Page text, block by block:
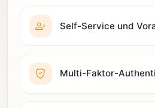
Self-Service und
Multi-Faktor-